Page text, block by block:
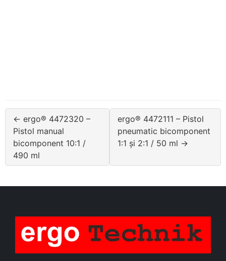
← ergo® 4472320 –
Pistol manual
bicomponent 10:1 /
490 ml
ergo® 4472111 – Pistol
pneumatic bicomponent
1:1 și 2:1 / 50 ml →